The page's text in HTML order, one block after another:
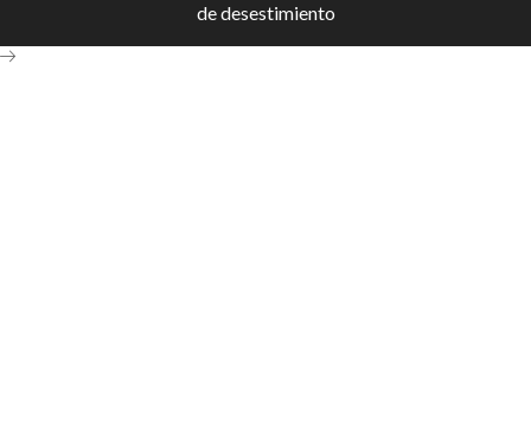
de desestimiento